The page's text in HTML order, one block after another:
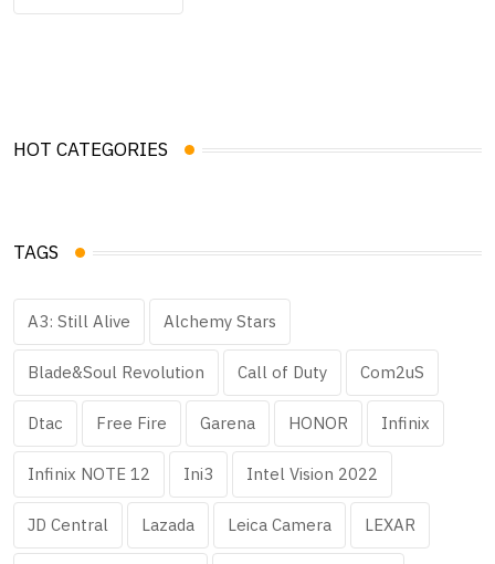
HOT CATEGORIES
TAGS
A3: Still Alive Alchemy Stars
Blade&Soul Revolution Call of Duty Com2uS
Dtac Free Fire Garena HONOR Infinix
Infinix NOTE 12 Ini3 Intel Vision 2022
JD Central Lazada Leica Camera LEXAR